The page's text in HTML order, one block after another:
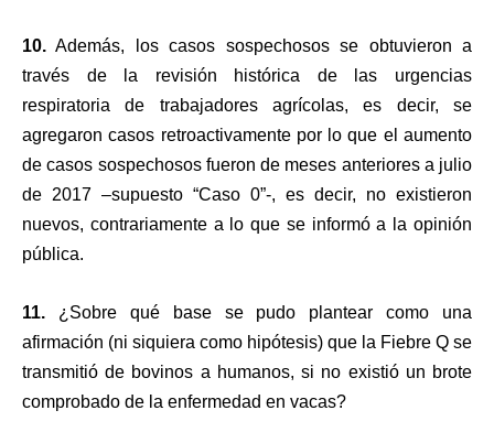
10. Además, los casos sospechosos se obtuvieron a
través de la revisión histórica de las urgencias
respiratoria de trabajadores agrícolas, es decir, se
agregaron casos retroactivamente por lo que el aumento
de casos sospechosos fueron de meses anteriores a julio
de 2017 –supuesto “Caso 0”-, es decir, no existieron
nuevos, contrariamente a lo que se informó a la opinión
pública.
11.
¿Sobre qué base se pudo plantear como una
afirmación (ni siquiera como hipótesis) que la Fiebre Q se
transmitió de bovinos a humanos, si no existió un brote
comprobado de la enfermedad en vacas?